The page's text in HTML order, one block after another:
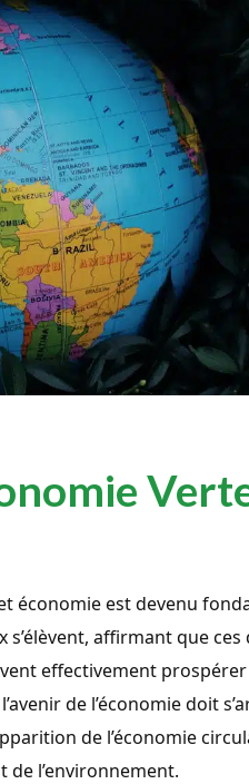
économie est devenu
affirmant que ces
effectivement
de l’économie doit
de l’économie
de l’environnement.